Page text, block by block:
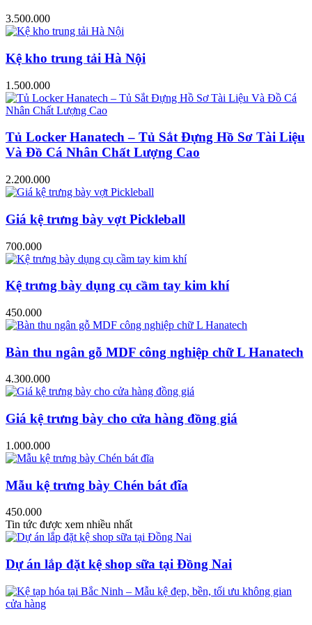
3.500.000
Kệ kho trung tải Hà Nội
1.500.000
Tủ Locker Hanatech – Tủ Sắt Đựng Hồ Sơ Tài Liệu
Và Đồ Cá Nhân Chất Lượng Cao
2.200.000
Giá kệ trưng bày vợt Pickleball
700.000
Kệ trưng bày dụng cụ cầm tay kim khí
450.000
Bàn thu ngân gỗ MDF công nghiệp chữ L Hanatech
4.300.000
Giá kệ trưng bày cho cửa hàng đồng giá
1.000.000
Mẫu kệ trưng bày Chén bát đĩa
450.000
Tin tức được xem nhiều nhất
Dự án lắp đặt kệ shop sữa tại Đồng Nai